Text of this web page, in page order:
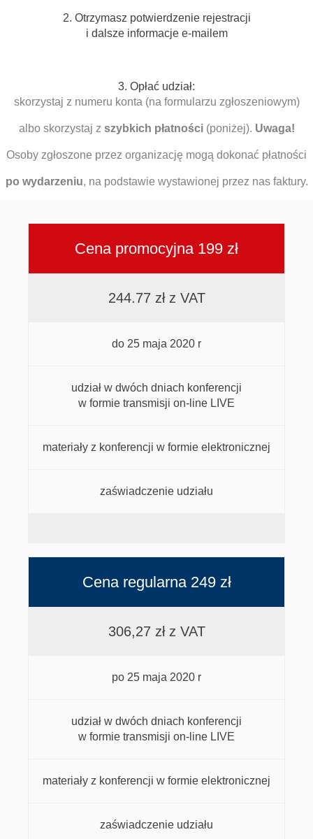
2. Otrzymasz potwierdzenie rejestracji
i dalsze informacje e-mailem
3. Opłać udział:
skorzystaj z numeru konta (na formularzu zgłoszeniowym)
albo skorzystaj z szybkich płatności(poniżej). Uwaga!
Osoby zgłoszone przez organizację mogą dokonać płatności
po wydarzeniu, na podstawie wystawionej przez nas faktury.
Cena promocyjna 199 zł
244.77 zł z VAT
do 25 maja 2020 r
udział w dwóch dniach konferencji
w formie transmisji on-line LIVE
materiały z konferencji w formie elektronicznej
zaświadczenie udziału
Cena regularna 249 zł
306,27 zł z VAT
po 25 maja 2020 r
udział w dwóch dniach konferencji
w formie transmisji on-line LIVE
materiały z konferencji w formie elektronicznej
zaświadczenie udziału